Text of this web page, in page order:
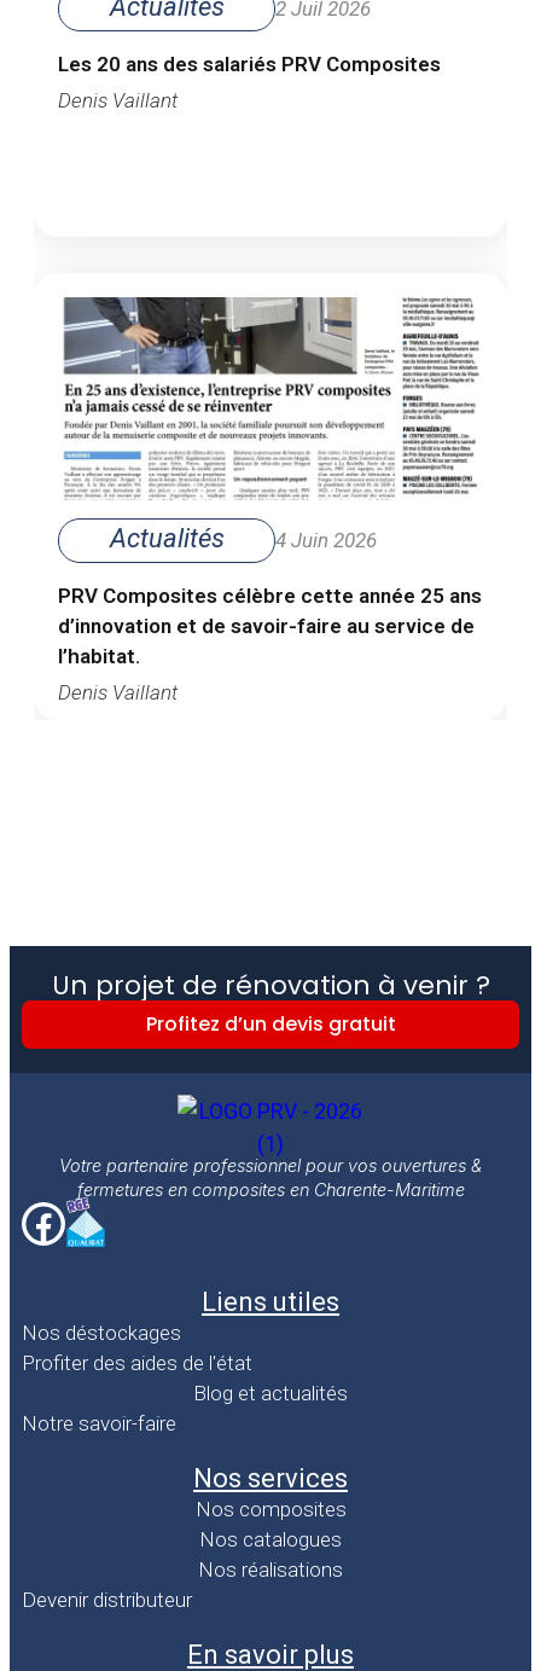
Actualités 2 Juil 2026
Les 20 ans des salariés PRV Composites
Denis Vaillant
Actualités 4 Juin 2026
PRV Composites célèbre cette année 25 ans
d’innovation et de savoir-faire au service de
l’habitat.
Denis Vaillant
Un projet de rénovation à venir ?
Profitez d’un devis gratuit
Votre partenaire professionnel pour vos ouvertures &
fermetures en composites en Charente-Maritime
Liens utiles
Nos déstockages
Profiter des aides de l'état
Blog et actualités
Notre savoir-faire
Nos services
Nos composites
Nos catalogues
Nos réalisations
Devenir distributeur
En savoir plus